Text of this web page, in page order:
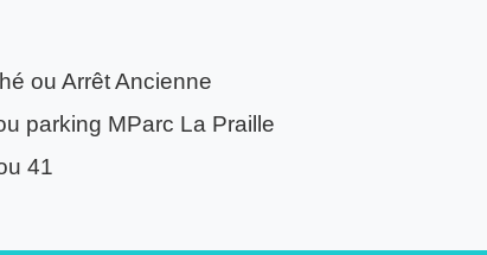
ou Arrêt Ancienne
parking MParc La Praille
41